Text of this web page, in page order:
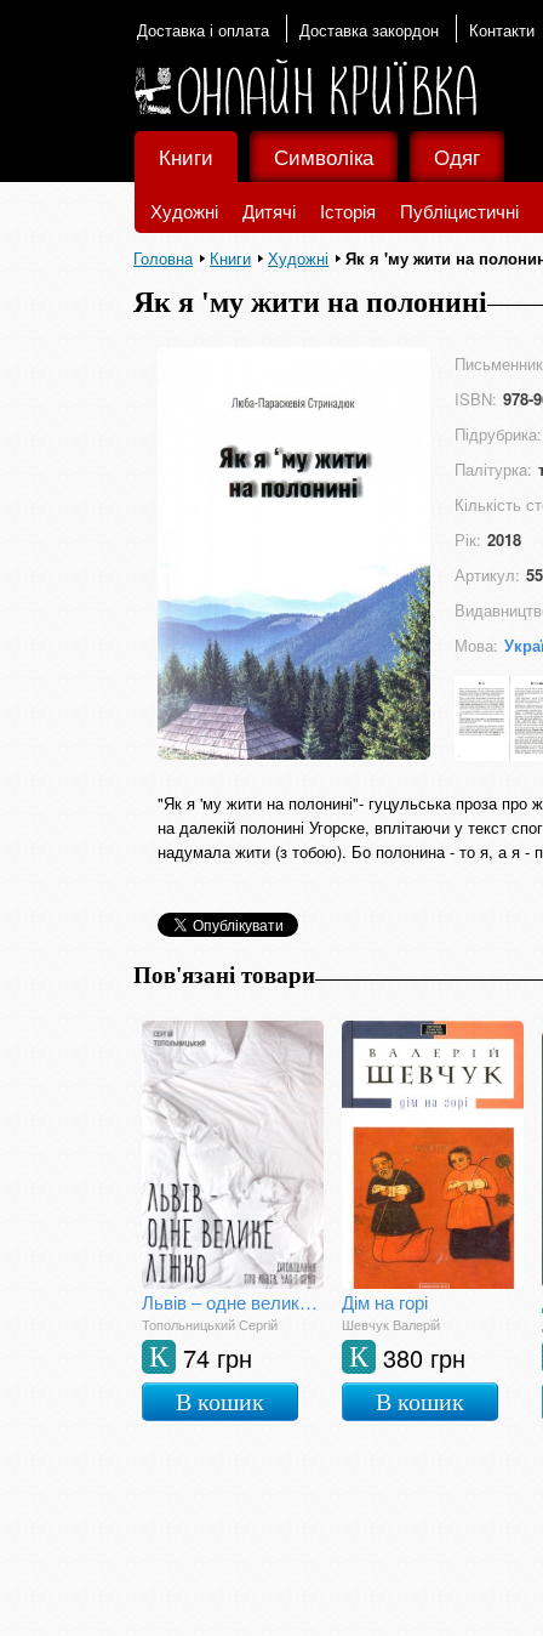
Доставка і оплата Доставка закордон Контакти
Книги
Художні Дитячі Історія Публіцистичні
Символіка Одяг
Головна Книги Художні Як я 'му жити на
Як я 'му жити на полонині
ISBN: 978-
Підрубрика:
Палітурка:
Кількість
Рік: 2018
Артикул:
Мова:
"Як я 'му жити на полонині"- гуцульська проза про
на далекій полонині Угорске, вплітаючи у текст
надумала жити (з тобою). Бо полонина - то я, а я -
Пов'язані товари
Львів – одне велике ліжко
Топольницький Сергій
74 грн
К
В кошик
Дім на горі
Шевчук Валерій
380 грн
К
В кошик